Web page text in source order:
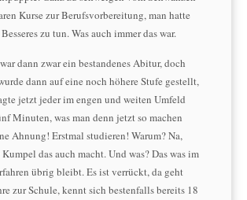
Kurse zur Berufsvorbereitung, man hatte
zu tun. Was auch immer das war.
dann zwar ein bestandenes Abitur, doch
dann auf eine noch höhere Stufe gestellt,
jetzt jeder im engen und weiten Umfeld
Minuten, was man denn jetzt so machen
Ahnung! Erstmal studieren! Warum? Na,
das auch macht. Und was? Das was im
übrig bleibt. Es ist verrückt, da geht
zur Schule, kennt sich bestenfalls bereits 18